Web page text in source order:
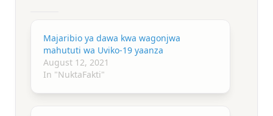
Majaribio ya dawa kwa wagonjwa
mahututi wa Uviko-19 yaanza
August 12, 2021
In "NuktaFakti"